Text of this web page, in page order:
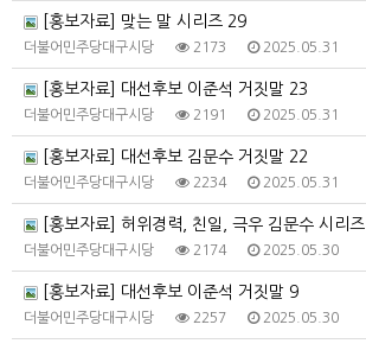
[홍보자료] 맞는 말 시리즈 29
더불어민주당대구시당 2173 2025.05.31
[홍보자료] 대선후보 이준석 거짓말 23
더불어민주당대구시당 2191 2025.05.31
[홍보자료] 대선후보 김문수 거짓말 22
더불어민주당대구시당 2234 2025.05.31
[홍보자료] 허위경력, 친일, 극우 김문수 시리즈
더불어민주당대구시당 2174 2025.05.30
[홍보자료] 대선후보 이준석 거짓말 9
더불어민주당대구시당 2257 2025.05.30